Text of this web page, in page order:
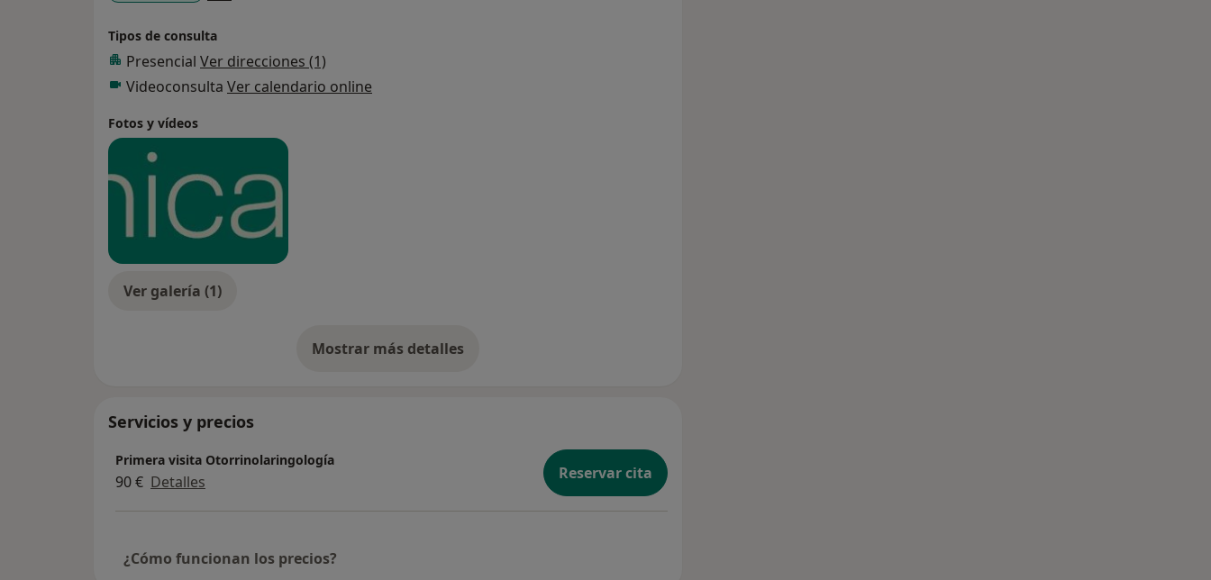
Tipos de consulta
Presencial Ver direcciones (1)
Videoconsulta Ver calendario online
Fotos y vídeos
Ver galería (1)
Mostrar más detalles
sobre la experiencia
Servicios y precios
Primera visita Otorrinolaringología
90 € Detalles Reservar cita
¿Cómo funcionan los precios?